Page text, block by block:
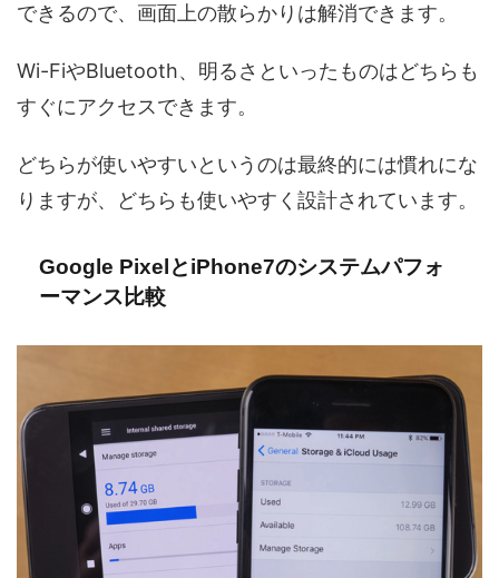
できるので、画面上の散らかりは解消できます。
Wi-FiやBluetooth、明るさといったものはどちらも
すぐにアクセスできます。
どちらが使いやすいというのは最終的には慣れにな
りますが、どちらも使いやすく設計されています。
Google PixelとiPhone7のシステムパフォ
ーマンス比較